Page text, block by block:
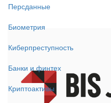
Персданные
Биометрия
Киберпреступность
Банки и финтех
Криптоактивы